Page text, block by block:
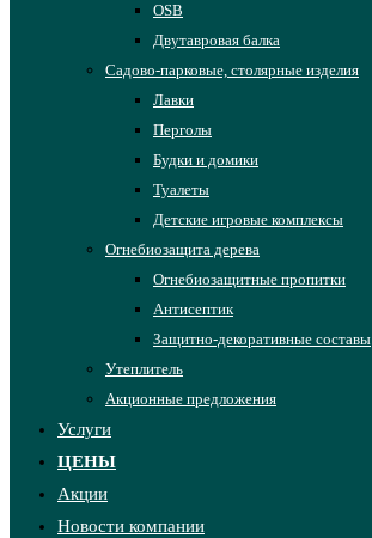
OSB
Двутавровая балка
Садово-парковые, столярные изделия
Лавки
Перголы
Будки и домики
Туалеты
Детские игровые комплексы
Огнебиозащита дерева
Огнебиозащитные пропитки
Антисептик
Защитно-декоративные составы
Утеплитель
Акционные предложения
Услуги
ЦЕНЫ
Акции
Новости компании